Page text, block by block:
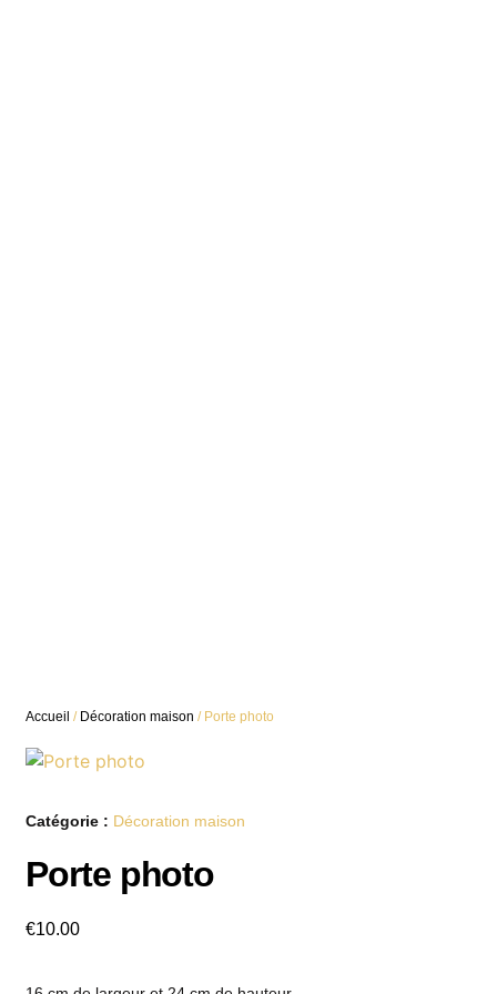
Accueil / Décoration maison / Porte photo
Catégorie : Décoration maison
Porte photo
€10.00